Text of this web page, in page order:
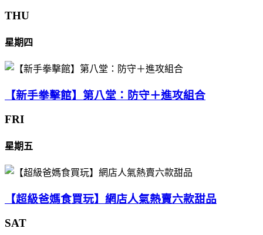
THU
星期四
【新手拳擊館】第八堂：防守＋進攻組合
FRI
星期五
【超級爸媽食買玩】網店人氣熱賣六款甜品
SAT